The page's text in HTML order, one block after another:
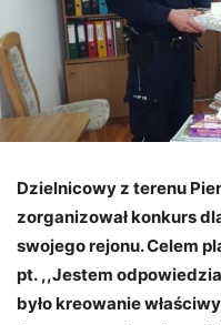
Dzielnicowy z terenu
zorganizował konkurs
swojego rejonu. Celem
pt. ,,Jestem
było kreowanie